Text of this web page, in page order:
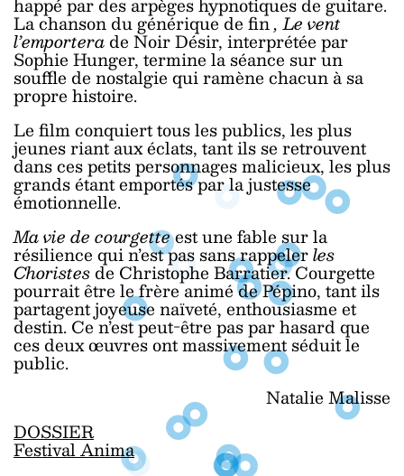
La chanson du générique de fin, Le vent
l’emporterade Noir Désir, interprétée par
Sophie Hunger, termine la séance sur un
souffle de nostalgie qui ramène chacun à sa
propre histoire.
Le film conquiert tous les publics, les plus
jeunes riant aux éclats, tant ils se retrouvent
dans ces petits personnages malicieux, les plus
grands étant emportés par la justesse
émotionnelle.
Ma vie de courgetteest une fable sur la
résilience qui n’est pas sans rappelerles
Choristesde Christophe Barratier. Courgette
pourrait être le frère animé de Pépino, tant ils
partagent joyeuse naïveté, enthousiasme et
destin. Ce n’est peut-être pas par hasard que
ces deux œuvres ont massivement séduit le
public.
Natalie Malisse
DOSSIER
Festival Anima